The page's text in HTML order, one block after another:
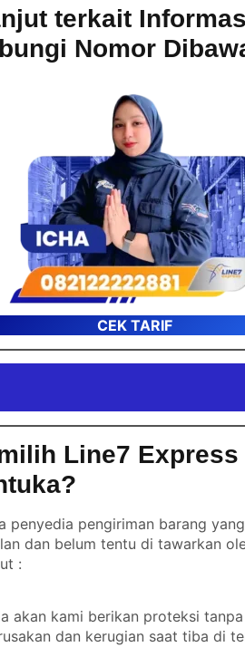
terkait
Nomor
CEK TARIF
Line7
penyedia pengiriman barang
dan belum tentu di tawarkan
:
akan kami berikan proteksi
dan kerugian saat tiba di